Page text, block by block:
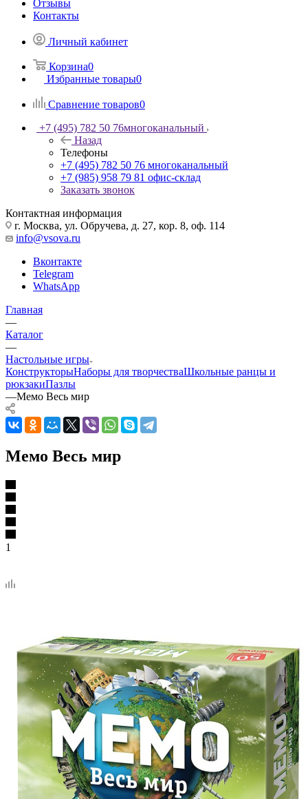
Отзывы
Контакты
Личный кабинет
Корзина0
Избранные товары0
Сравнение товаров0
+7 (495) 782 50 76многоканальный
Назад
Телефоны
+7 (495) 782 50 76 многоканальный
+7 (985) 958 79 81 офис-склад
Заказать звонок
Контактная информация
г. Москва, ул. Обручева, д. 27, кор. 8, оф. 114
info@vsova.ru
Вконтакте
Telegram
WhatsApp
Главная
—
Каталог
—
Настольные игры
КонструкторыНаборы для творчестваШкольные ранцы и
рюкзакиПазлы
—Мемо Весь мир
Мемо Весь мир
1